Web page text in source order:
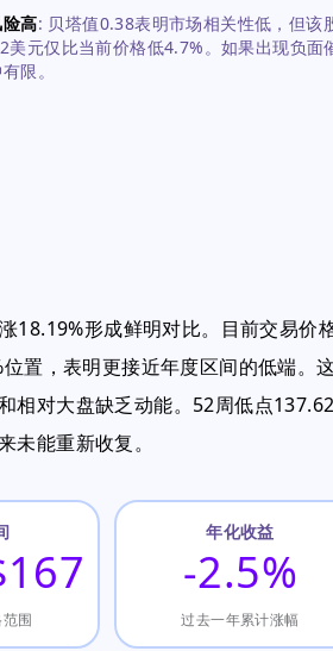
高: 贝塔值0.38表明市场相关性低，但该
美元仅比当前价格低4.7%。如果出现负面
限。
18.19%形成鲜明对比。目前交易价
置，表明更接近年度区间的低端。
相对大盘缺乏动能。52周低点
能重新收复。
围
年化收益
-2.5%
过去一年累计涨幅